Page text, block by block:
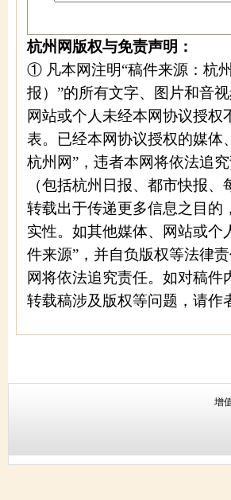
杭州网版权与免责声明：
① 凡本网注明“稿件来源：杭
报）”的所有文字、图片和音
网站或个人未经本网协议授
表。已经本网协议授权的媒体
杭州网”，违者本网将依法追
（包括杭州日报、都市快报
转载出于传递更多信息之目的
实性。如其他媒体、网站或个
件来源”，并自负版权等法律
网将依法追究责任。如对稿
转载稿涉及版权等问题，请作
增